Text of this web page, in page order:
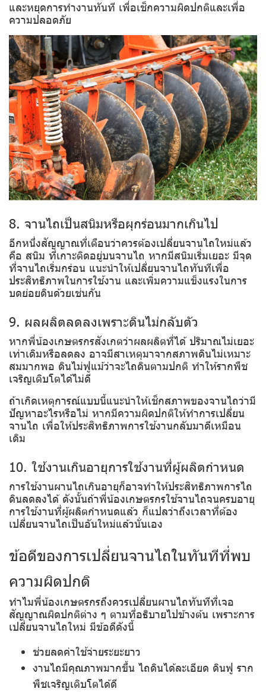
และหยุดการทำงานทันที เพื่อเช็กความผิดปกติและเพื่อ
ความปลอดภัย
8. จานไถเป็นสนิมหรือผุกร่อนมากเกินไป
อีกหนึ่งสัญญาณที่เตือนว่าควรต้องเปลี่ยนจานไถใหม่แล้ว
คือ สนิม ที่เกาะติดอยู่บนจานไถ หากมีสนิมเริ่มเยอะ มีจุด
ที่จานไถเริ่มกร่อน แนะนำให้เปลี่ยนจานไถทันทีเพื่อ
ประสิทธิภาพในการใช้งาน และเพิ่มความแข็งแรงในการ
บดย่อยดินด้วยเช่นกัน
9. ผลผลิตลดลงเพราะดินไม่กลับตัว
หากพี่น้องเกษตรกรสังเกตว่าผลผลิตที่ได้ ปริมาณไม่เยอะ
เท่าเดิมหรือลดลง อาจมีสาเหตุมาจากสภาพดินไม่เหมาะ
สมมากพอ ดินไม่ฟูแม้ว่าจะไถดินตามปกติ ทำให้รากพืช
เจริญเติบโตได้ไม่ดี
ถ้าเกิดเหตุการณ์แบบนี้แนะนำให้เช็กสภาพของจานไถว่ามี
ปัญหาอะไรหรือไม่ หากมีความผิดปกติให้ทำการเปลี่ยน
จานไถ เพื่อให้ประสิทธิภาพการใช้งานกลับมาดีเหมือน
เดิม
10. ใช้งานเกินอายุการใช้งานที่ผู้ผลิตกำหนด
การใช้งานผานไถเกินอายุก็อาจทำให้ประสิทธิภาพการไถ
ดินลดลงได้ ดังนั้นถ้าพี่น้องเกษตรกรใช้จานไถจนครบอายุ
การใช้งานที่ผู้ผลิตกำหนดแล้ว ก็แปลว่าถึงเวลาที่ต้อง
เปลี่ยนจานไถเป็นอันใหม่แล้วนั่นเอง
ข้อดีของการเปลี่ยนจานไถในทันทีที่พบ
ความผิดปกติ
ทำไมพี่น้องเกษตรกรถึงควรเปลี่ยนผานไถทันทีที่เจอ
สัญญาณผิดปกติต่าง ๆ ตามที่อธิบายไปข้างต้น เพราะการ
เปลี่ยนจานไถใหม่ มีข้อดีดังนี้
ช่วยลดค่าใช้จ่ายระยะยาว
งานไถมีคุณภาพมากขึ้น ไถดินได้ละเอียด ดินฟู ราก
พืชเจริญเติบโตได้ดี